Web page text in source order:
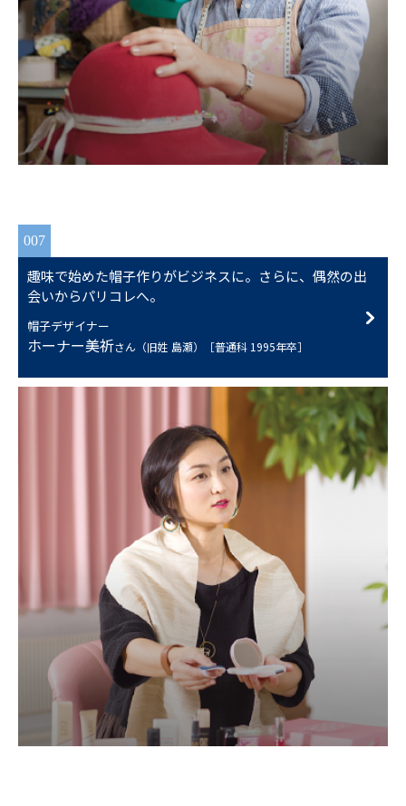
007
趣味で始めた帽子作りがビジネスに。さらに、偶然の出
会いからパリコレへ。
帽子デザイナー
ホーナー美祈さん（旧姓 島瀬）［普通科 1995年卒］